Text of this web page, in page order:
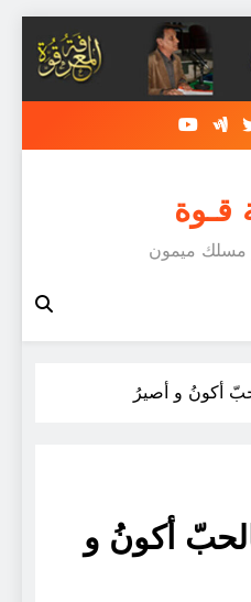
قـوة
مسلك ميمون
أكونُ و أصيرُ
أكونُ و